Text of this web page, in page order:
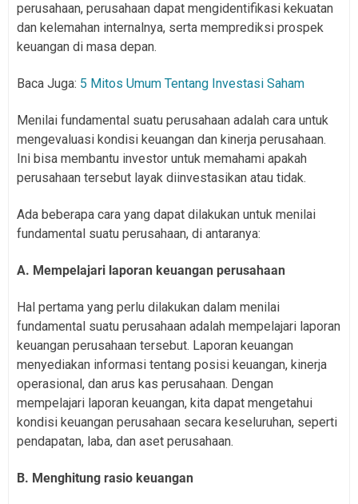
perusahaan, perusahaan dapat mengidentifikasi kekuatan
dan kelemahan internalnya, serta memprediksi prospek
keuangan di masa depan.
Baca Juga: 5 Mitos Umum Tentang Investasi Saham
Menilai fundamental suatu perusahaan adalah cara untuk
mengevaluasi kondisi keuangan dan kinerja perusahaan.
Ini bisa membantu investor untuk memahami apakah
perusahaan tersebut layak diinvestasikan atau tidak.
Ada beberapa cara yang dapat dilakukan untuk menilai
fundamental suatu perusahaan, di antaranya:
A. Mempelajari laporan keuangan perusahaan
Hal pertama yang perlu dilakukan dalam menilai
fundamental suatu perusahaan adalah mempelajari laporan
keuangan perusahaan tersebut. Laporan keuangan
menyediakan informasi tentang posisi keuangan, kinerja
operasional, dan arus kas perusahaan. Dengan
mempelajari laporan keuangan, kita dapat mengetahui
kondisi keuangan perusahaan secara keseluruhan, seperti
pendapatan, laba, dan aset perusahaan.
B. Menghitung rasio keuangan